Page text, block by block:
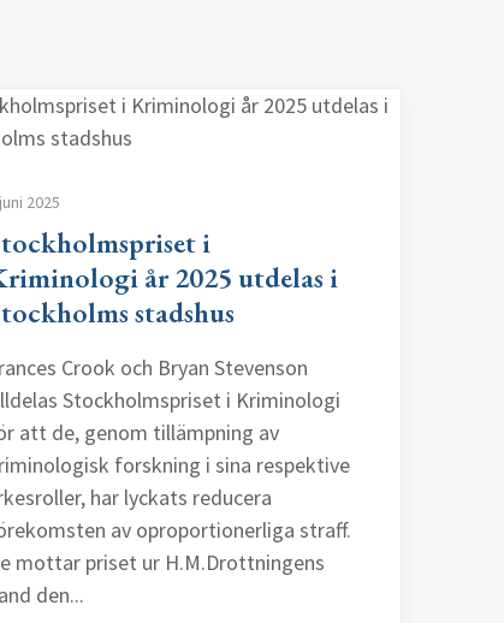
2025
i
år 2025 utdelas i
stadshus
Crook och Bryan Stevenson
Stockholmspriset i Kriminologi
att de, genom tillämpning av
forskning i sina respektive
har lyckats reducera
av oproportionerliga straff.
mottar priset ur H.M.Drottningens
den...